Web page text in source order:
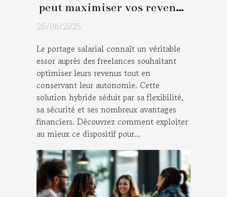
peut maximiser vos revenus
de freelance ?
26/06/2025
Le portage salarial connaît un véritable
essor auprès des freelances souhaitant
optimiser leurs revenus tout en
conservant leur autonomie. Cette
solution hybride séduit par sa flexibilité,
sa sécurité et ses nombreux avantages
financiers. Découvrez comment exploiter
au mieux ce dispositif pour...